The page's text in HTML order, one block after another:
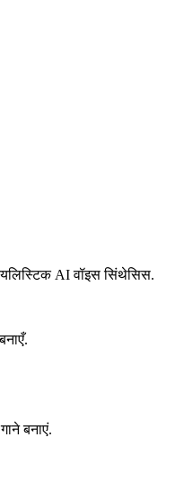
AI वॉइस सिंथेसिस.
बनाएं.